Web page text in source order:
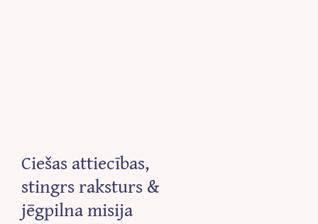
Ciešas attiecības,
stingrs raksturs &
jēgpilna misija